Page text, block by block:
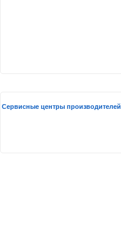
Сервисные центры производителей